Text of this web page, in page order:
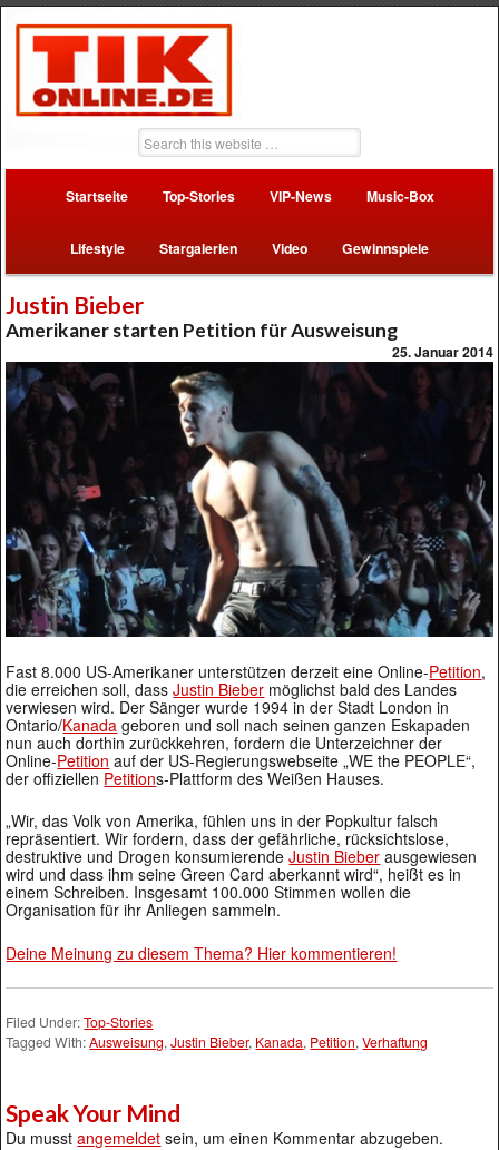
Startseite Top-Stories VIP-News Music-Box
Lifestyle Stargalerien Video Gewinnspiele
Justin Bieber
Amerikaner starten Petition für Ausweisung
25. Januar 2014
Fast 8.000 US-Amerikaner unterstützen derzeit eine Online-Petition,
die erreichen soll, dassJustin Bieber möglichst bald des Landes
verwiesen wird. Der Sänger wurde 1994 in der Stadt London in
Ontario/Kanada geboren und soll nach seinen ganzen Eskapaden
nun auch dorthin zurückkehren, fordern die Unterzeichner der
Online-Petition auf der US-Regierungswebseite „WE the PEOPLE“,
der offiziellen Petitions-Plattform des Weißen Hauses.
„Wir, das Volk von Amerika, fühlen uns in der Popkultur falsch
repräsentiert. Wir fordern, dass der gefährliche, rücksichtslose,
destruktive und Drogen konsumierendeJustin Bieber ausgewiesen
wird und dass ihm seine Green Card aberkannt wird“, heißt es in
einem Schreiben. Insgesamt 100.000 Stimmen wollen die
Organisation für ihr Anliegen sammeln.
Deine Meinung zu diesem Thema? Hier kommentieren!
Filed Under:Top-Stories
Tagged With:Ausweisung,Justin Bieber, Kanada, Petition,Verhaftung
Speak Your Mind
Du musstangemeldet sein, um einen Kommentar abzugeben.